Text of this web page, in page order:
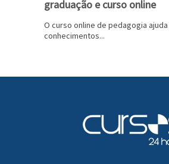
graduação e curso online
O curso online de pedagogia
conhecimentos...